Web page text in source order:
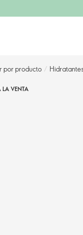
por producto /
VENTA